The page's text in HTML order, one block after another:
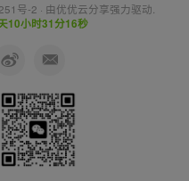
号-2 · 由优优云分享强力驱动.
10小时31分17秒